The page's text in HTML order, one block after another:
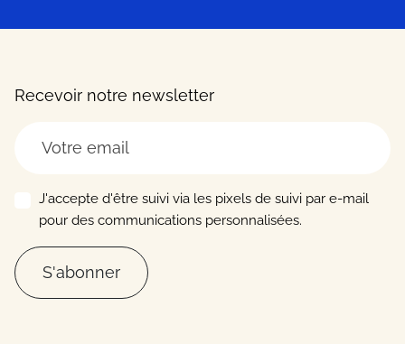
Recevoir notre newsletter
J'accepte d'être suivi via les pixels de suivi par e-mail
pour des communications personnalisées.
S'abonner